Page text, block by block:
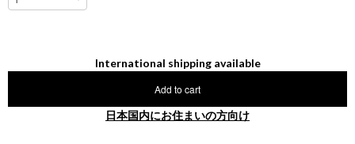
International shipping available
Add to cart
日本国内にお住まいの方向け